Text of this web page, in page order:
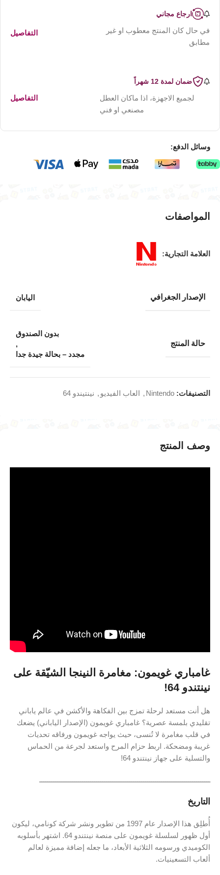
ارجاع مجاني
في حال كان المنتج معطوب او غير
مطابق
التفاصيل
ضمان لمدة 12 شهراً
لجميع الاجهزة، اذا ماكان العطل
مصنعي او فني
التفاصيل
وسائل الدفع:
وصف المنتج
غامباري غويمون: مغامرة النينجا الشيّقة على
نينتندو 64!
هل أنت مستعد لرحلة تمزج بين الفكاهة والأكشن في عالم ياباني
تقليدي بلمسة عصرية؟ غامباري غويمون (الإصدار الياباني) يضعك
في قلب مغامرة لا تُنسى، حيث يواجه غويمون ورفاقه تحديات
غريبة ومضحكة. اربط حزام المرح واستعد لجرعة من الحماس
والتسلية على جهاز نينتندو 64!
ـــــــــــــــــــــــــــــــــــــــــــــــــــــــــــــــــــــــــــــــــــــــ
التاريخ
أُطلِق هذا الإصدار عام 1997 من تطوير ونشر شركة كونامي، ليكون
أول ظهور لسلسلة غويمون على منصة نينتندو 64. اشتهر بأسلوبه
الكوميدي ورسومه الثلاثية الأبعاد، ما جعله إضافة مميزة لعالم
ألعاب التسعينيات.
المواصفات
العلامة التجارية:
الإصدار الجغرافي اليابان
حالة المنتج
بدون الصندوق
,
مجدد – بحالة جيدة جدا
التصنيفات: Nintendo
, العاب الفيديو , نينتيندو 64